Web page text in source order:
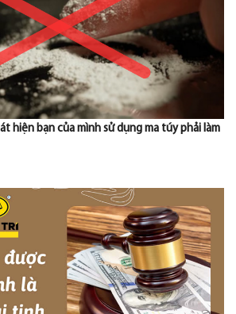
hiện bạn của mình sử dụng ma túy phải làm